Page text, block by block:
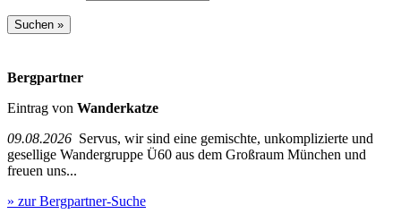
Bergpartner
Eintrag von Wanderkatze
09.08.2026 Servus, wir sind eine gemischte, unkomplizierte und
gesellige Wandergruppe Ü60 aus dem Großraum München und
freuen uns...
» zur Bergpartner-Suche